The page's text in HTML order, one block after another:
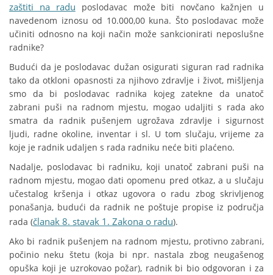
zaštiti na radu poslodavac može biti novčano kažnjen u
navedenom iznosu od 10.000,00 kuna. Što poslodavac može
učiniti odnosno na koji način može sankcionirati neposlušne
radnike?
Budući da je poslodavac dužan osigurati siguran rad radnika
tako da otkloni opasnosti za njihovo zdravlje i život, mišljenja
smo da bi poslodavac radnika kojeg zatekne da unatoč
zabrani puši na radnom mjestu, mogao udaljiti s rada ako
smatra da radnik pušenjem ugrožava zdravlje i sigurnost
ljudi, radne okoline, inventar i sl. U tom slučaju, vrijeme za
koje je radnik udaljen s rada radniku neće biti plaćeno.
Nadalje, poslodavac bi radniku, koji unatoč zabrani puši na
radnom mjestu, mogao dati opomenu pred otkaz, a u slučaju
učestalog kršenja i otkaz ugovora o radu zbog skrivljenog
ponašanja, budući da radnik ne poštuje propise iz područja
rada (članak 8. stavak 1. Zakona o radu).
Ako bi radnik pušenjem na radnom mjestu, protivno zabrani,
počinio neku štetu (koja bi npr. nastala zbog neugašenog
opuška koji je uzrokovao požar), radnik bi bio odgovoran i za